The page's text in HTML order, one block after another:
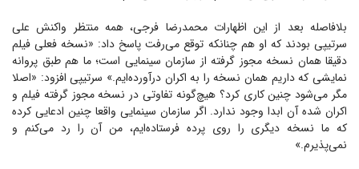
بلافاصله بعد از این اظهارات محمدرضا فرجی، همه منتظر واکنش علی
سرتیپی بودند که او هم چنانکه توقع می‌رفت پاسخ داد: «نسخه فعلی فیلم
دقیقا همان نسخه مجوز گرفته از سازمان سینمایی است؛ ما هم طبق پروانه
نمایشی که داریم همان نسخه را به اکران درآورده‌ایم.» سرتیپی افزود: «اصلا
مگر می‌شود چنین کاری کرد؟ هیچ‌گونه تفاوتی در نسخه مجوز گرفته فیلم و
اکران شده آن ابدا وجود ندارد. اگر سازمان سینمایی واقعا چنین ادعایی کرده
که ما نسخه دیگری را روی پرده فرستاده‌ایم، من آن را رد می‌کنم و
نمی‌پذیرم.»